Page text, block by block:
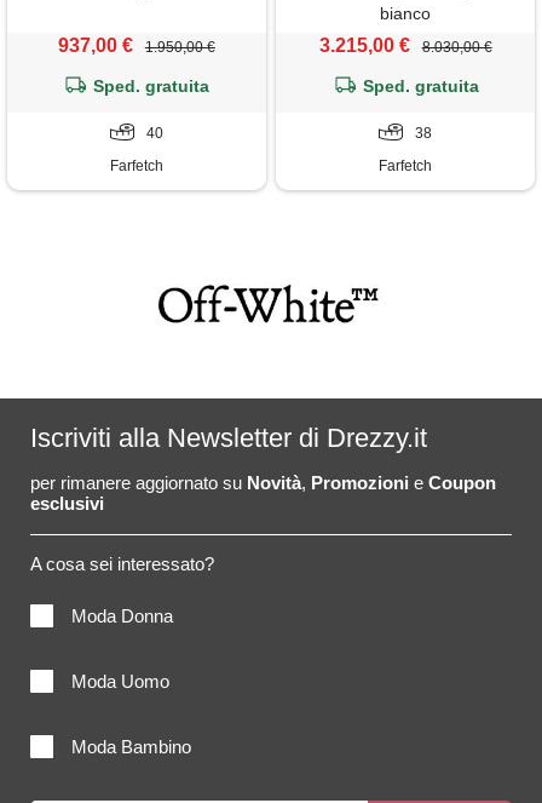
937,00 € 1.950,00 €
Sped. gratuita
40
Farfetch
bianco
3.215,00 € 8.030,00 €
Sped. gratuita
38
Farfetch
Iscriviti alla Newsletter di Drezzy.it
per rimanere aggiornato su Novità, Promozioni e Coupon
esclusivi
A cosa sei interessato?
Moda Donna
Moda Uomo
Moda Bambino